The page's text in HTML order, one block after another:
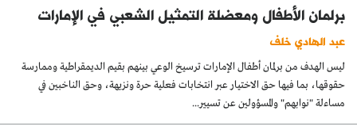
برلمان الأطفال ومعضلة التمثيل الشعبي في الإمارات
عبد الهادي خلف
ليس الهدف من برلمان أطفال الإمارات ترسيخ الوعي بينهم بقيم الديمقراطية وممارسة
حقوقها، بما فيها حق الاختيار عبر انتخابات فعلية حرة ونزيهة، وحق الناخبين في
مساءلة "نوابهم" والمسؤولين عن تسيير...